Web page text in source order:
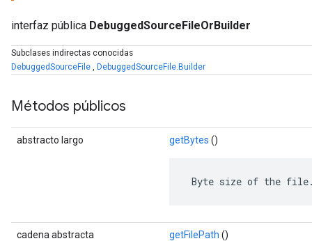
interfaz pública DebuggedSourceFileOrBuilder
Subclases indirectas conocidas
DebuggedSourceFile , DebuggedSourceFile.Builder
Métodos públicos
abstracto largo getBytes ()
Byte size of the
cadena abstracta getFilePath ()